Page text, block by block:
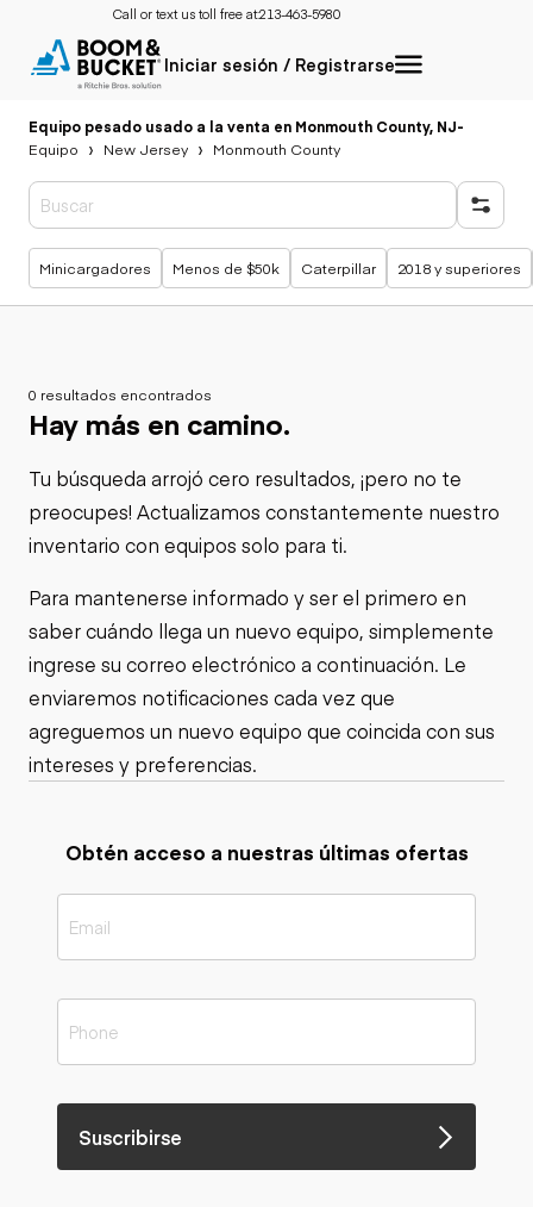
Call or text us toll free at:213-463-5980
Iniciar sesión / Registrarse
Equipo pesado usado a la venta en Monmouth County, NJ-
Equipo
New Jersey Monmouth County
Búsquedas populares
Minicargadores Menos de $50k Caterpillar 2018 y superiores
0 resultados encontrados
Hay más en camino.
Tu búsqueda arrojó cero resultados, ¡pero no te
preocupes! Actualizamos constantemente nuestro
inventario con equipos solo para ti.
Para mantenerse informado y ser el primero en
saber cuándo llega un nuevo equipo, simplemente
ingrese su correo electrónico a continuación. Le
enviaremos notificaciones cada vez que
agreguemos un nuevo equipo que coincida con sus
intereses y preferencias.
Obtén acceso a nuestras últimas ofertas
Suscribirse